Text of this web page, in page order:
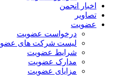
اخبار انجمن
تصاویر
عضویت
درخواست عضویت
لیست شرکت های عضو
شرایط عضویت
مدارک عضویت
مزایای عضویت